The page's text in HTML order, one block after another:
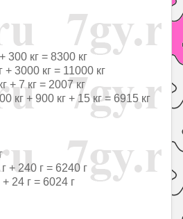
300 кг = 8300 кг
3000 кг = 11000 кг
+ 7 кг = 2007 кг
кг + 900 кг + 15 кг = 6915 кг
+ 240 г = 6240 г
24 г = 6024 г